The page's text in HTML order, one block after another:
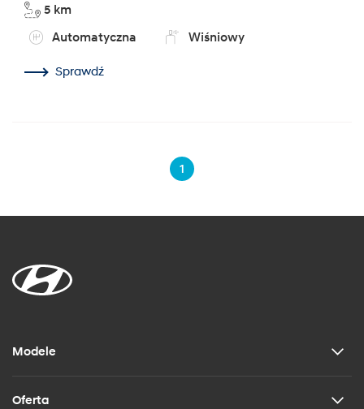
5 km
Automatyczna
Wiśniowy
Sprawdź
1
Modele
Oferta